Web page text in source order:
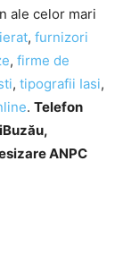
ale celor mari
, furnizori
, firme de
, tipografii Iasi,
. Telefon
ANPC